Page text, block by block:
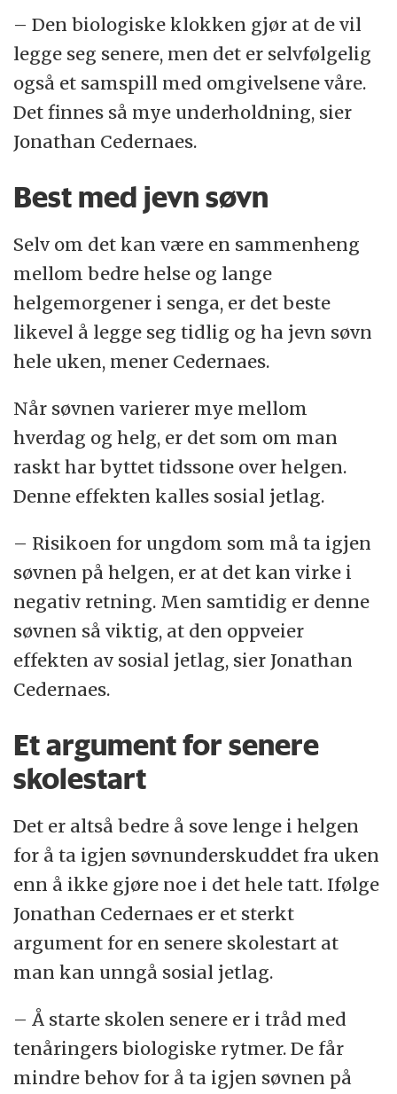
– Den biologiske klokken gjør at de vil
legge seg senere, men det er selvfølgelig
også et samspill med omgivelsene våre.
Det finnes så mye underholdning, sier
Jonathan Cedernaes.
Best med jevn søvn
Selv om det kan være en sammenheng
mellom bedre helse og lange
helgemorgener i senga, er det beste
likevel å legge seg tidlig og ha jevn søvn
hele uken, mener Cedernaes.
Når søvnen varierer mye mellom
hverdag og helg, er det som om man
raskt har byttet tidssone over helgen.
Denne effekten kalles sosial jetlag.
– Risikoen for ungdom som må ta igjen
søvnen på helgen, er at det kan virke i
negativ retning. Men samtidig er denne
søvnen så viktig, at den oppveier
effekten av sosial jetlag, sier Jonathan
Cedernaes.
Et argument for senere
skolestart
Det er altså bedre å sove lenge i helgen
for å ta igjen søvnunderskuddet fra uken
enn å ikke gjøre noe i det hele tatt. Ifølge
Jonathan Cedernaes er et sterkt
argument for en senere skolestart at
man kan unngå sosial jetlag.
– Å starte skolen senere er i tråd med
tenåringers biologiske rytmer. De får
mindre behov for å ta igjen søvnen på